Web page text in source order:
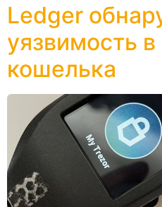
Ledger
уязвимость
кошелька